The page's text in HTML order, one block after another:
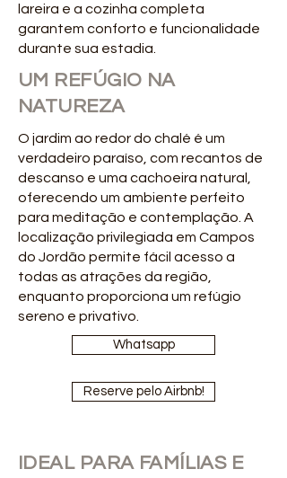
lareira e a cozinha completa
garantem conforto e funcionalidade
durante sua estadia.
UM REFÚGIO NA
NATUREZA
O jardim ao redor do chalé é um
verdadeiro paraíso, com recantos de
descanso e uma cachoeira natural,
oferecendo um ambiente perfeito
para meditação e contemplação. A
localização privilegiada em Campos
do Jordão permite fácil acesso a
todas as atrações da região,
enquanto proporciona um refúgio
sereno e privativo.
Whatsapp
Reserve pelo Airbnb!
IDEAL PARA FAMÍLIAS E